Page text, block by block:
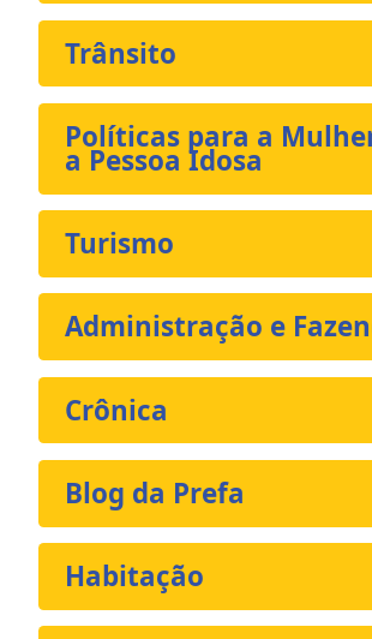
Trânsito
Políticas para a
a Pessoa Idosa
Turismo
Administração e
Crônica
Blog da Prefa
Habitação